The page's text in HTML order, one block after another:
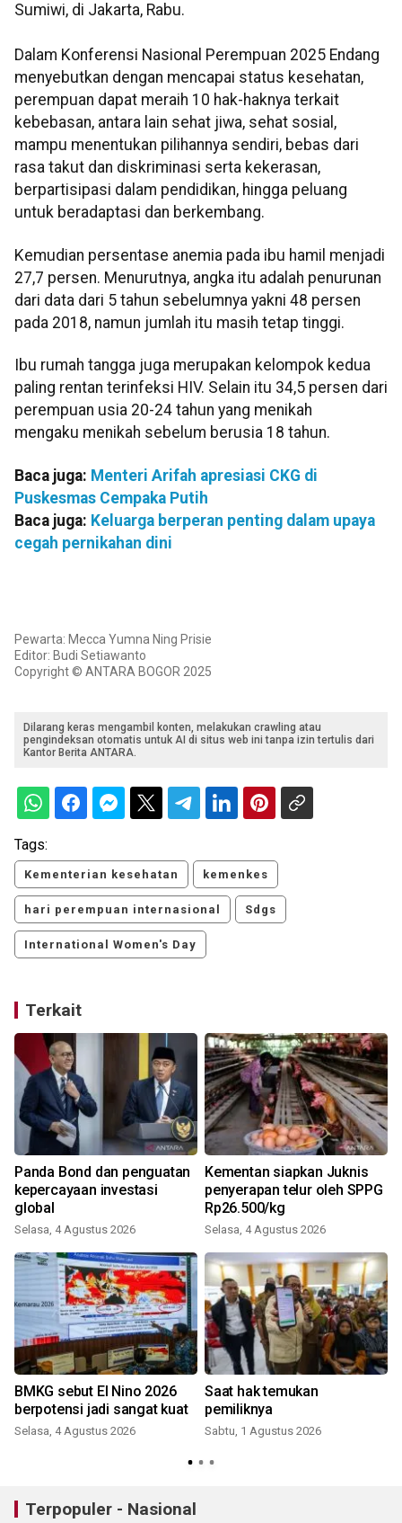
Sumiwi, di Jakarta, Rabu.
Dalam Konferensi Nasional Perempuan 2025 Endang
menyebutkan dengan mencapai status kesehatan,
perempuan dapat meraih 10 hak-haknya terkait
kebebasan, antara lain sehat jiwa, sehat sosial,
mampu menentukan pilihannya sendiri, bebas dari
rasa takut dan diskriminasi serta kekerasan,
berpartisipasi dalam pendidikan, hingga peluang
untuk beradaptasi dan berkembang.
Kemudian persentase anemia pada ibu hamil menjadi
27,7 persen. Menurutnya, angka itu adalah penurunan
dari data dari 5 tahun sebelumnya yakni 48 persen
pada 2018, namun jumlah itu masih tetap tinggi.
Ibu rumah tangga juga merupakan kelompok kedua
paling rentan terinfeksi HIV. Selain itu 34,5 persen dari
perempuan usia 20-24 tahun yang menikah
mengaku menikah sebelum berusia 18 tahun.
Baca juga: Menteri Arifah apresiasi CKG di
Puskesmas Cempaka Putih
Baca juga: Keluarga berperan penting dalam upaya
cegah pernikahan dini
Pewarta: Mecca Yumna Ning Prisie
Editor: Budi Setiawanto
Copyright © ANTARA BOGOR 2025
Dilarang keras mengambil konten, melakukan crawling atau
pengindeksan otomatis untuk AI di situs web ini tanpa izin tertulis dari
Kantor Berita ANTARA.
Tags:
Kementerian kesehatan kemenkes
hari perempuan internasional Sdgs
International Women's Day
Terkait
Panda Bond dan penguatan
kepercayaan investasi
global
Selasa, 4 Agustus 2026
Kementan siapkan Juknis
penyerapan telur oleh SPPG
Rp26.500/kg
Selasa, 4 Agustus 2026
BMKG sebut El Nino 2026
berpotensi jadi sangat kuat
Selasa, 4 Agustus 2026
Saat hak temukan
pemiliknya
Sabtu, 1 Agustus 2026
Terpopuler - Nasional